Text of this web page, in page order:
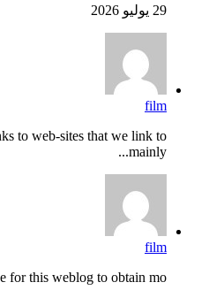
29 يوليو 2026
film
to web-sites that we link to
mainly...
film
for this weblog to obtain mo...